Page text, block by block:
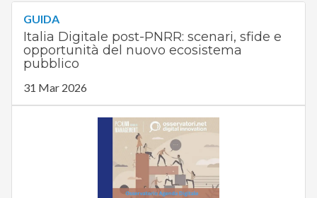
GUIDA
Italia Digitale post-PNRR: scenari, sfide e
opportunità del nuovo ecosistema
pubblico
31 Mar 2026